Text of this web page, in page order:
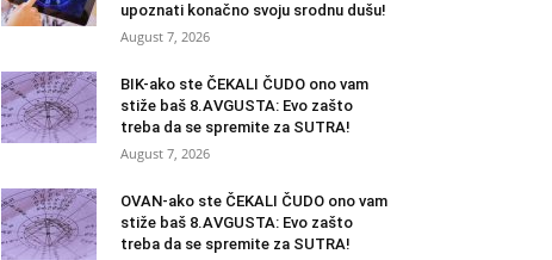
upoznati konačno svoju srodnu dušu!
August 7, 2026
BIK-ako ste ČEKALI ČUDO ono vam
stiže baš 8.AVGUSTA: Evo zašto
treba da se spremite za SUTRA!
August 7, 2026
OVAN-ako ste ČEKALI ČUDO ono vam
stiže baš 8.AVGUSTA: Evo zašto
treba da se spremite za SUTRA!